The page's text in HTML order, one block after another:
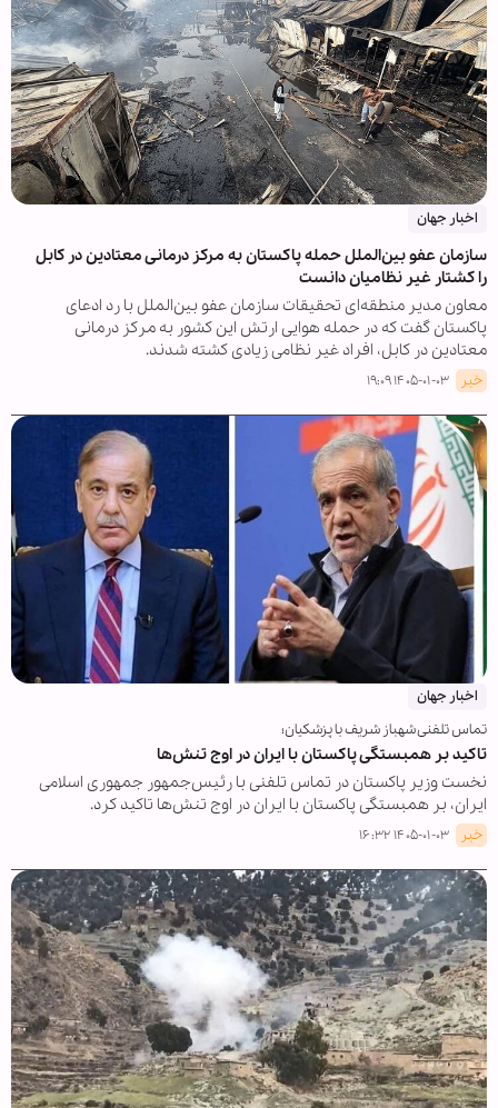
اخبار جهان
سازمان عفو بین‌الملل حمله پاکستان به مرکز درمانی معتادین در کابل
را کشتار غیر نظامیان دانست
معاون مدیر منطقه‌ای تحقیقات سازمان عفو بین‌الملل با رد ادعای
پاکستان گفت که در حمله هوایی ارتش این کشور به مرکز درمانی
معتادین در کابل، افراد غیر نظامی زیادی کشته شدند.
خبر ۱۴۰۵-۰۱-۰۳ ۱۹:۰۹
اخبار جهان
تماس تلفنی شهباز شریف با پزشکیان؛
تاکید بر همبستگی پاکستان با ایران در اوج تنش‌ها
نخست وزیر پاکستان در تماس تلفنی با رئیس‌جمهور جمهوری اسلامی
ایران، بر همبستگی پاکستان با ایران در اوج تنش‌ها تاکید کرد.
خبر ۱۴۰۵-۰۱-۰۳ ۱۶:۳۲